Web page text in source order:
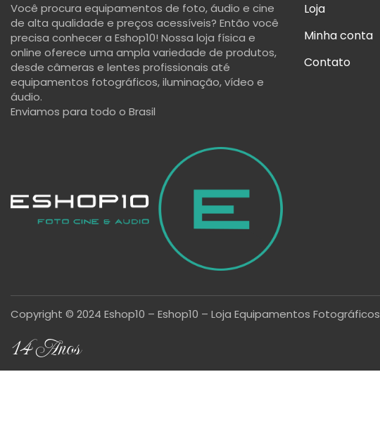
Você procura equipamentos de foto, áudio e cine
de alta qualidade e preços acessíveis? Então você
precisa conhecer a Eshop10! Nossa loja física e
online oferece uma ampla variedade de produtos,
desde câmeras e lentes profissionais até
equipamentos fotográficos, iluminação, vídeo e
áudio.
Enviamos para todo o Brasil
Loja
Minha conta
Contato
Copyright © 2024 Eshop10 – Eshop10 – Loja Equipamentos Fotográficos
14 Anos